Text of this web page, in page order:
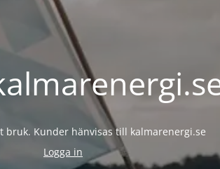
bruk. Kunder hänvisas till kalmarenergi.se
Logga in